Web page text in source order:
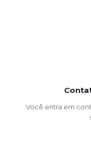
Você entra em